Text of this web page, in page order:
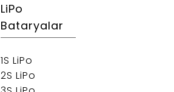
LiPo
Bataryalar
1S LiPo
2S LiPo